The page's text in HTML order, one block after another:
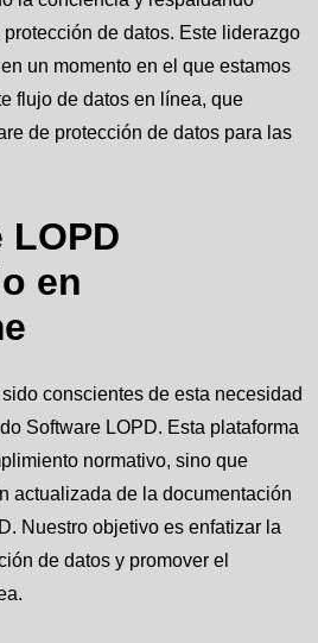
de datos. Este liderazgo
un momento en el que estamos
flujo de datos en línea, que
de protección de datos para las
LOPD
en
conscientes de esta necesidad
Software LOPD. Esta plataforma
normativo, sino que
actualizada de la documentación
Nuestro objetivo es enfatizar la
de datos y promover el